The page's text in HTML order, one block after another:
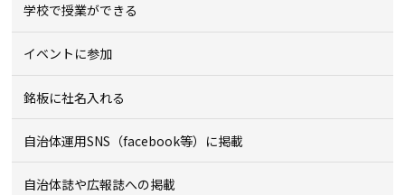
学校で授業ができる
イベントに参加
銘板に社名入れる
自治体運用SNS（facebook等）に掲載
自治体誌や広報誌への掲載